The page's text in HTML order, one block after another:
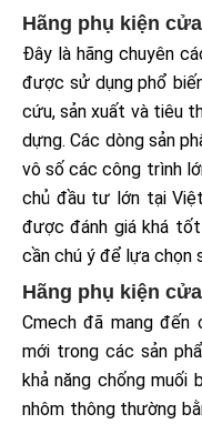
Hãng phụ kiện
Đây là hãng chuyên
được sử dụng phổ
cứu, sản xuất và tiêu
dựng. Các dòng sản
vô số các công trình
chủ đầu tư lớn tại
được đánh giá khá
cần chú ý để lựa chọn
Hãng phụ kiện
Cmech đã mang
mới trong các sản
khả năng chống muối
nhôm thông thường